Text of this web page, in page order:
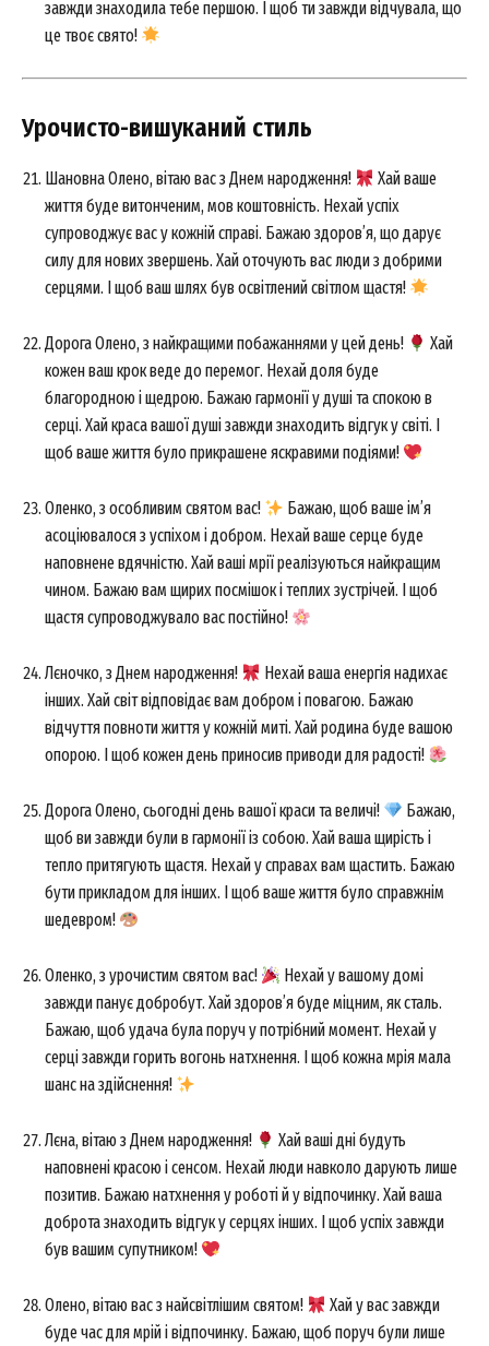
завжди знаходила тебе першою. І щоб ти завжди відчувала, що
це твоє свято!
Урочисто-вишуканий стиль
Шановна Олено, вітаю вас з Днем народження!
Хай ваше
життя буде витонченим, мов коштовність. Нехай успіх
супроводжує вас у кожній справі. Бажаю здоров’я, що дарує
силу для нових звершень. Хай оточують вас люди з добрими
серцями. І щоб ваш шлях був освітлений світлом щастя!
Дорога Олено, з найкращими побажаннями у цей день!
Хай
кожен ваш крок веде до перемог. Нехай доля буде
благородною і щедрою. Бажаю гармонії у душі та спокою в
серці. Хай краса вашої душі завжди знаходить відгук у світі. І
щоб ваше життя було прикрашене яскравими подіями!
Оленко, з особливим святом вас!
Бажаю, щоб ваше ім’я
асоціювалося з успіхом і добром. Нехай ваше серце буде
наповнене вдячністю. Хай ваші мрії реалізуються найкращим
чином. Бажаю вам щирих посмішок і теплих зустрічей. І щоб
щастя супроводжувало вас постійно!
Лєночко, з Днем народження!
Нехай ваша енергія надихає
інших. Хай світ відповідає вам добром і повагою. Бажаю
відчуття повноти життя у кожній миті. Хай родина буде вашою
опорою. І щоб кожен день приносив приводи для радості!
Дорога Олено, сьогодні день вашої краси та величі!
Бажаю,
щоб ви завжди були в гармонії із собою. Хай ваша щирість і
тепло притягують щастя. Нехай у справах вам щастить. Бажаю
бути прикладом для інших. І щоб ваше життя було справжнім
шедевром!
Оленко, з урочистим святом вас!
Нехай у вашому домі
завжди панує добробут. Хай здоров’я буде міцним, як сталь.
Бажаю, щоб удача була поруч у потрібний момент. Нехай у
серці завжди горить вогонь натхнення. І щоб кожна мрія мала
шанс на здійснення!
Лєна, вітаю з Днем народження!
Хай ваші дні будуть
наповнені красою і сенсом. Нехай люди навколо дарують лише
позитив. Бажаю натхнення у роботі й у відпочинку. Хай ваша
доброта знаходить відгук у серцях інших. І щоб успіх завжди
був вашим супутником!
Олено, вітаю вас з найсвітлішим святом!
Хай у вас завжди
буде час для мрій і відпочинку. Бажаю, щоб поруч були лише